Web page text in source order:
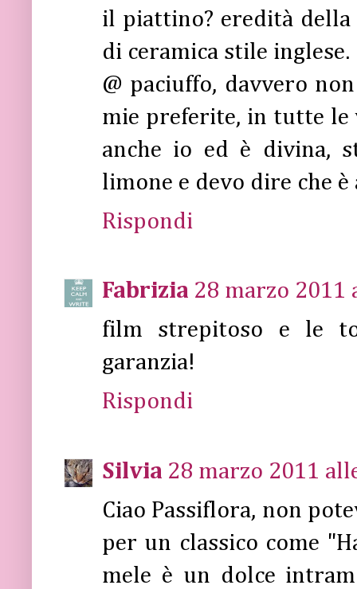
il piattino? eredità della
di ceramica stile inglese.
@ paciuffo, davvero
mie preferite, in tutte le
anche io ed è divina,
limone e devo dire che
Rispondi
Fabrizia 28 marzo 2011
film strepitoso e le
garanzia!
Rispondi
Silvia 28 marzo 2011
Ciao Passiflora, non
per un classico come
mele è un dolce